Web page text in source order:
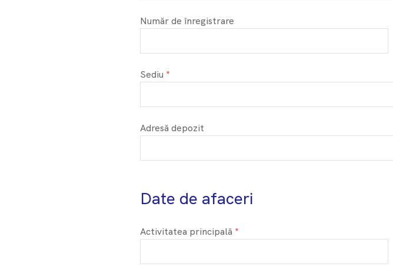
Număr de înregistrare
Sediu
Adresă depozit
Date de afaceri
Activitatea principală